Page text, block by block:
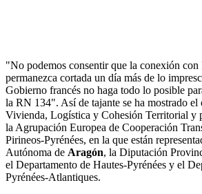
"No podemos consentir que la conexión
permanezca cortada un día más de lo
Gobierno francés no haga todo lo posible
la RN 134". Así de tajante se ha mostrado el
Vivienda, Logística y Cohesión Territorial y
la Agrupación Europea de Cooperación
Pirineos-Pyrénées, en la que están
Autónoma de Aragón, la Diputación
el Departamento de Hautes-Pyrénées y el
Pyrénées-Atlantiques.